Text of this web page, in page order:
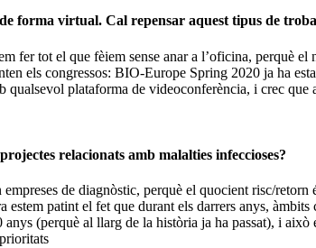
forma virtual. Cal repensar aquest tipus de
tot el que fèiem sense anar a l’oficina, perquè el
els congressos: BIO-Europe Spring 2020 ja ha
qualsevol plataforma de videoconferència, i crec
relacionats amb malalties infeccioses?
de diagnòstic, perquè el quocient risc/retorn
patint el fet que durant els darrers anys,
(perquè al llarg de la història ja ha passat), i